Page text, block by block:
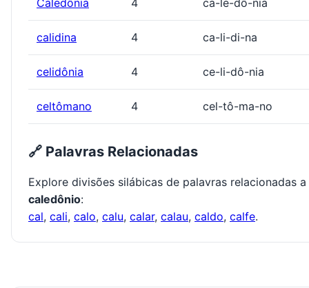
Caledônia 4 ca-le-dô-nia
calidina 4 ca-li-di-na
celidônia 4 ce-li-dô-nia
celtômano 4 cel-tô-ma-no
🔗 Palavras Relacionadas
Explore divisões silábicas de palavras relacionadas a
caledônio:
cal, cali, calo, calu, calar, calau, caldo, calfe.